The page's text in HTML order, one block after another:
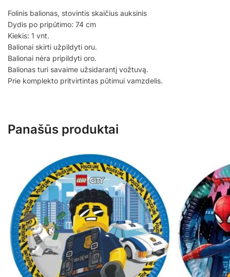
Folinis balionas, stovintis skaičius auksinis
Dydis po pripūtimo: 74 cm
Kiekis: 1 vnt.
Balionai skirti užpildyti oru.
Balionai nėra pripildyti oro.
Balionas turi savaime užsidarantį vožtuvą.
Prie komplekto pritvirtintas pūtimui vamzdelis.
Panašūs produktai